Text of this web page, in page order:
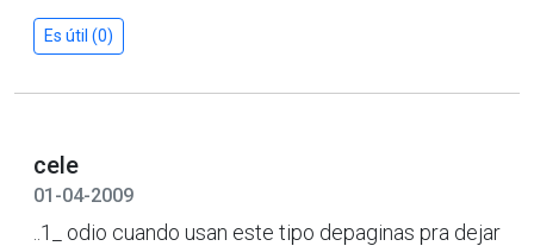
Es útil (0)
cele
01-04-2009
..1_ odio cuando usan este tipo depaginas pra dejar